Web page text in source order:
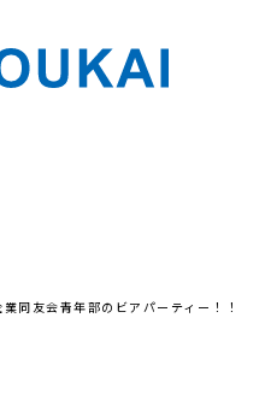
業同友会青年部のビアパーティー！！